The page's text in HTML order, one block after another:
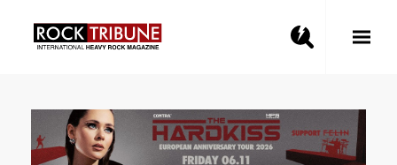
Toggle